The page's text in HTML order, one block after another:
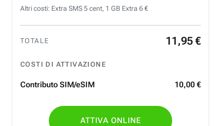
Altri costi: Extra SMS 5 cent, 1 GB Extra 6 €
TOTALE 11 ,95 €
COSTI DI ATTIVAZIONE
Contributo SIM/eSIM 10,00 €
ATTIVA ONLINE